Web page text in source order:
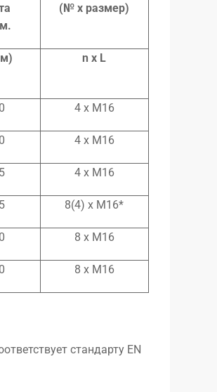
(№ x размер)
n x L
4 x M16
4 x M16
4 x M16
8(4) x M16*
8 x M16
8 x M16
стандарту EN